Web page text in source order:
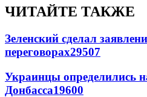
ЧИТАЙТЕ ТАКЖЕ
Зеленский сделал
переговорах29507
Украинцы определились
Донбасса19600